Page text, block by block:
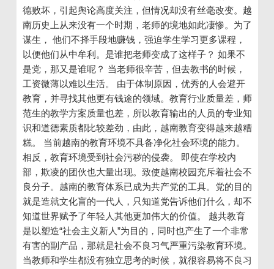
德败坏，引起舆论高度关注，但情况却没有丝毫改变。越
南历史上从来没有一个时期，老师的境地如此凄惨。为了
谋生， 他们不择手段地赚钱，强迫学生学习更多课程，
以便他们从中牟利。是谁把老师变成了这样子？ 如果不
是党，那又是谁呢？ 当老师很辛苦，但去教书的时候，
工资微薄以难以生活。 由于体制原因，优秀的人会避开
教育，并寻找其他更有钱途的领域。教育行业质量差，师
范生的教学方案质量也差，所以教育输出的人员的专业知
识和道德素质都比较差劲，由此，越南教育变得越来越糟
糕。 当前越南的教育环境不具备净化社会环境的能力。
相反，教育环境受到社会污秽的侵袭。 即使在学校内
部，欺凌的团伙也大量出现。致使越南校园充斥着社会不
良分子。越南的教育体系已成为共产党的工具。党的目的
就是造就文化盲的一代人，只知道党告诉他们什么，却不
知道世界赋予了年轻人其他更加伟大的价值。 越共教育
是以塑造“社会主义新人”为目的，同时也产生了一个非常
有害的副产品，那就是社会不良习气严重污染教育环境。
当教师和学生都没有独立思考的时候，就很容易将不良习